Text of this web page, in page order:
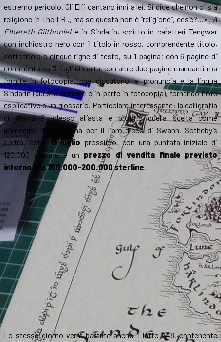
estremo pericolo. Gli Elfi cantano inni a lei. Si dice che non ci sia
religione in The LR ., ma se questa non è “religione”, cos’è?…».A
Elbereth Gilthonielè in Sindarin, scritto in caratteri Tengwar
con inchiostro nero con il titolo in rosso, comprendente titolo,
sottotitolo e cinque righe di testo, su 1 pagina; con 6 pagine di
commento su 3 fogli di carta, con altre due pagine mancanti ma
fornite in fotocopia, che discutono la pronuncia e la lingua
Sindarin (questa sezione è in parte in fotocopia), fornendo note
esplicative e un glossario. Particolare interessante: la calligrafia
diNamáriëadesso all’asta è proprio quella scelta come
immagine di copertina per il libro-disco di Swann. Sotheby’s
aprirà l’asta l’11 luglio prossimo, con una puntata iniziale di
120.000 sterline e un prezzo di vendita finale previsto
intorno alle 150.000-200.000 sterline.
Lo stesso giorno verrà battuto anche il lotto 248, contenente